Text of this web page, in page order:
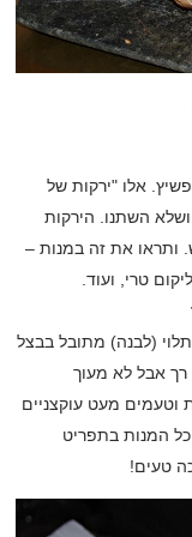
אלו "ירקות של
השתנו. הירקות
ותראו את זה במנות –
טרי, ועוד.
תלוי (לבנה) מתובל בבצל
רך אבל לא מעוך
וטעמים מעט עוקצניים
המנות בתפריט
טעים!